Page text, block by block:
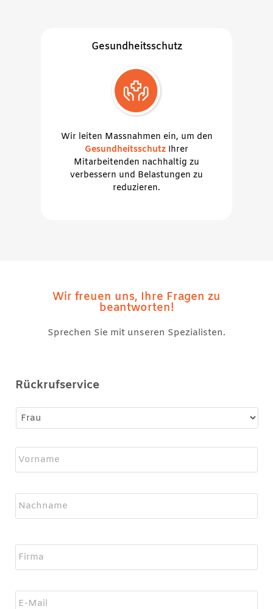
Gesundheitsschutz
Wir leiten Massnahmen ein, um den
Gesundheitsschutz Ihrer
Mitarbeitenden nachhaltig zu
verbessern und Belastungen zu
reduzieren.
Wir freuen uns, Ihre Fragen zu
beantworten!
Sprechen Sie mit unseren Spezialisten.
Rückrufservice
Name *
Firma *